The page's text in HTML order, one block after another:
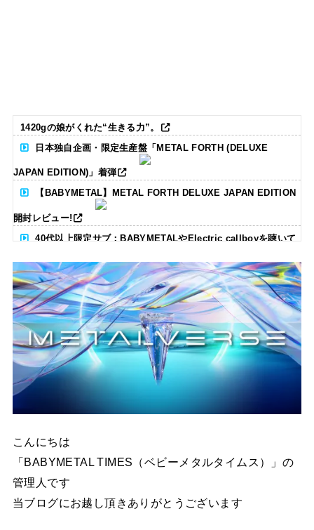
1420gの娘がくれた“生きる力”。
日本独自企画・限定生産盤「METAL FORTH (DELUXE
JAPAN EDITION)」着弾
【BABYMETAL】METAL FORTH DELUXE JAPAN EDITION
開封レビュー!
40代以上限定サブ：BABYMETALやElectric callboyを聴いて
る人いる？ 【海外の反応】
BABYMETAL「CANNONBALL外伝」グッズ販売決定
タワーレコード新宿店にてBABYMETALのパネル展が開催中
Powered by livedoor 相互RSS
こんにちは
「BABYMETAL TIMES（ベビーメタルタイムス）」の
管理人です
当ブログにお越し頂きありがとうございます